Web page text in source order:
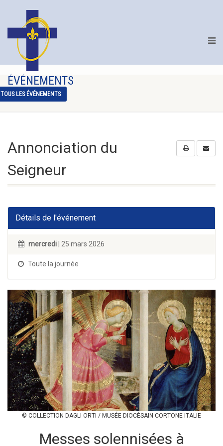
ÉVÉNEMENTS
TOUS LES ÉVÉNEMENTS
Annonciation du
Seigneur
Détails de l'événement
mercredi | 25 mars 2026
Toute la journée
© COLLECTION DAGLI ORTI / MUSÉE DIOCÉSAIN CORTONE ITALIE
Messes solennisées à